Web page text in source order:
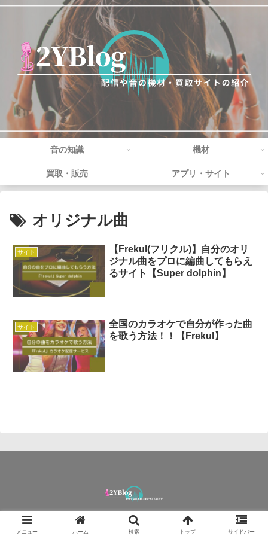
音の知識 機材
買取・販売 アプリ・サイト
オリジナル曲
サイト
【Frekul(フリクル)】自分のオリ
ジナル曲をプロに編曲してもらえ
るサイト【Super dolphin】
サイト
全国のカラオケで自分が作った曲
を歌う方法！！【Frekul】
© 2021 2YBlog.
メニュー ホーム 検索 トップ サイドバー